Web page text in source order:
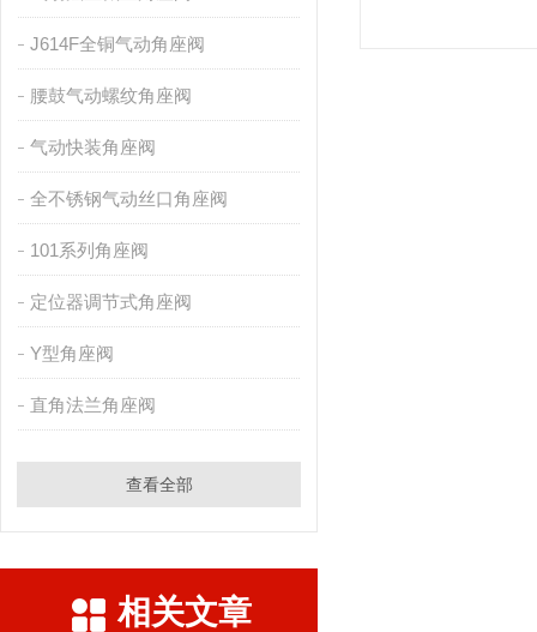
J614F全铜气动角座阀
腰鼓气动螺纹角座阀
气动快装角座阀
全不锈钢气动丝口角座阀
101系列角座阀
定位器调节式角座阀
Y型角座阀
直角法兰角座阀
查看全部
相关文章